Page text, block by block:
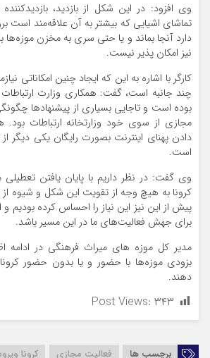
وی افزود: در این شکل از بازدید،
تماشای اشیایی که بیشتر به آن علاقه‌مند است
دارد آنجا بماند و یا حتی سری به مخزن موزه‌ها
نیز امکان پذیر نیست.
کارگر با اشاره به این که ایجاد چنین امکاناتی
چند جانبه است، گفت: همکاری وزارت
بوده است و تاجایی بسیاری از پیشنهادها
مجازی از سوی خود وزارتخانه ارتباطات بود.
دادن پهنای اینترنت بصورت رایگان یکی دیگر
است.
وی گفت: در نظر داریم با پایان یافتن
کرونا به هیچ وجه از تقویت این شکل و شیوه از
پیش از این نیز این نیاز را احساس کرده بودیم و
برای جهش فعالیت‌های ما در این مسیر باشد.
مدیر کل موزه های میراث فرهنگی در ادامه
بزودی موزه‌ها با حضور و یا بدون حضور
دهند.
Post Views: ۳۴۳
برچسب ها فعالیت مجازی کرونا